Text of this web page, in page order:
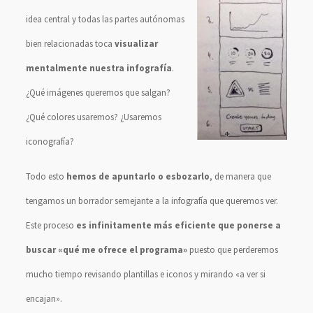
idea central y todas las partes autónomas
bien relacionadas toca visualizar
mentalmente nuestra infografía.
¿Qué imágenes queremos que salgan?
¿Qué colores usaremos? ¿Usaremos
iconografía?
Todo esto hemos de apuntarlo o esbozarlo, de manera que
tengamos un borrador semejante a la infografía que queremos ver.
Este proceso es infinitamente más eficiente que ponerse a
buscar «qué me ofrece el programa»puesto que perderemos
mucho tiempo revisando plantillas e iconos y mirando «a ver si
encajan».